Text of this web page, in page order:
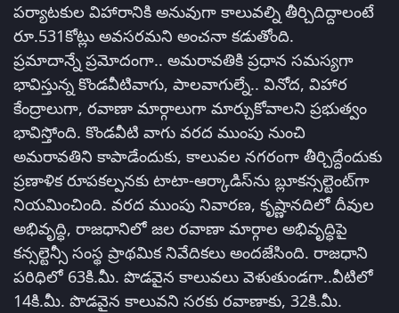
పర్యాటకుల విహారానికి అనువుగా కాలువల్ని తీర్చిదిద్దాలంటే
రూ.531కోట్లు అవసరమని అంచనా కడుతోంది.
ప్రమాదాన్నే ప్రమోదంగా.. అమరావతికి ప్రధాన సమస్యగా
భావిస్తున్న కొండవీటివాగు, పాలవాగుల్నే.. వినోద, విహార
కేంద్రాలుగా, రవాణా మార్గాలుగా మార్చుకోవాలని ప్రభుత్వం
భావిస్తోంది. కొండవీటి వాగు వరద ముంపు నుంచి
అమరావతిని కాపాడేందుకు, కాలువల నగరంగా తీర్చిద్దేందుకు
ప్రణాళిక రూపకల్పనకు టాటా-ఆర్కాడిస్‌ను బ్లూకన్సల్టెంట్‌గా
నియమించింది. వరద ముంపు నివారణ, కృష్ణానదిలో దీవుల
అభివృద్ధి, రాజధానిలో జల రవాణా మార్గాల అభివృద్ధిపై
కన్సల్టెన్సీ సంస్థ ప్రాథమిక నివేదికలు అందజేసింది. రాజధాని
పరిధిలో 63కి.మీ. పొడవైన కాలువలు వెళుతుండగా..వీటిలో
14కి.మీ. పొడవైన కాలువని సరకు రవాణాకు, 32కి.మీ.